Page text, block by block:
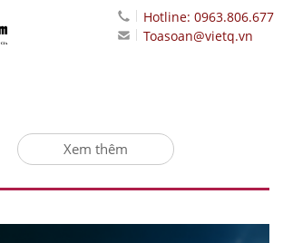
Hotline: 0963.806.677
Toasoan@vietq.vn
Xem thêm